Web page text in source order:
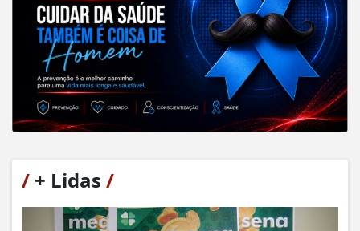
/ + Lidas /